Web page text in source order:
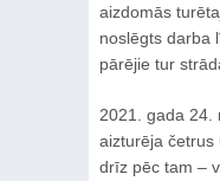
aizdomās
noslēgts darba
pārējie tur
2021. gada 24.
aizturēja četrus
drīz pēc tam –